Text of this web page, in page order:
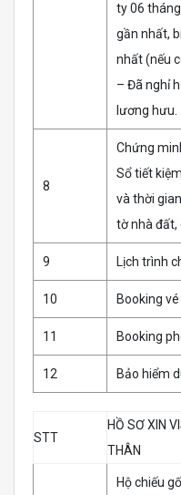
ty 06
gần nhất,
nhất (nếu
– Đã nghỉ
lương hưu.
8
Chứng
Sổ tiết
và thời
tờ nhà đất,
9 Lịch trình
10 Booking
11 Booking
12 Bảo hiểm
STT
HỒ SƠ XIN
THÂN
Hộ chiếu